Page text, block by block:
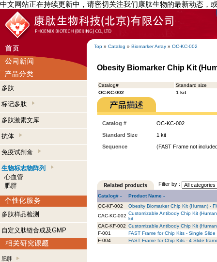
中文网站正在持续更新中，请密切关注我们康肽生物的最新动态，
Top » Catalog » Biomarker Array » OC-KC-002
多肽
标记多肽
多肽激素文库
抗体
免疫试剂盒
生物标志物阵列
心血管
肥胖
多肽样品检测
自定义肽链合成及GMP
肥胖
Obesity Biomarker Chip Kit
Catalog#
Standard size
OC-KC-002
1 kit
Catalog #
OC-KC-002
Standard Size
1 kit
Sequence
(FAST Frame not
Filter by :
Catalog# -
Product Name -
OC-KF-002
Obesity Biomarker Chip Kit (Human) -
CAC-KC-002 Customizable Antibody Chip Kit
kit
CAC-KF-002 Customizable Antibody Chip Kit
F-001
FAST Frame for Chip Kits - Single Slide
F-004
FAST Frame for Chip Kits - 4 Slide